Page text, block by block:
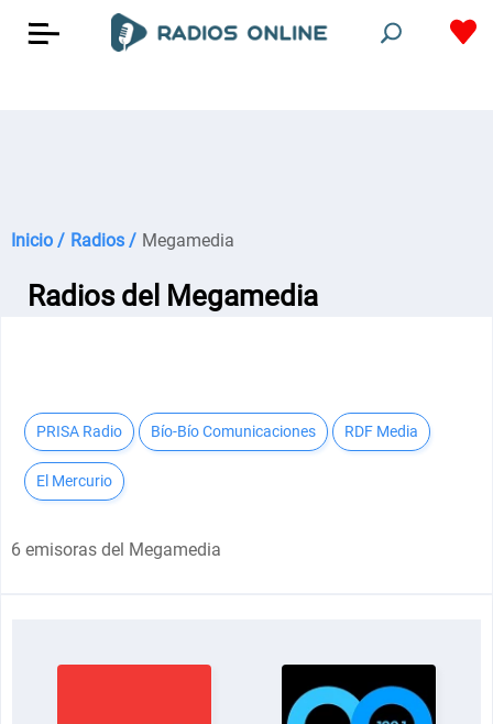
Inicio / Radios / Megamedia
Radios del Megamedia
PRISA Radio Bío-Bío Comunicaciones RDF Media
El Mercurio
6 emisoras del Megamedia